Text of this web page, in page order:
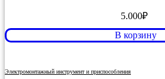
5.000₽
В корзину
Электромонтажный инструмент и приспособления